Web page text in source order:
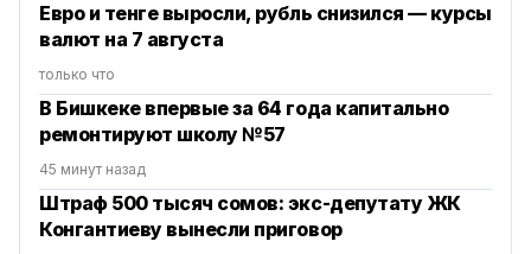
Евро и тенге выросли, рубль снизился — курсы
валют на 7 августа
только что
В Бишкеке впервые за 64 года капитально
ремонтируют школу №57
45 минут назад
Штраф 500 тысяч сомов: экс-депутату ЖК
Конгантиеву вынесли приговор